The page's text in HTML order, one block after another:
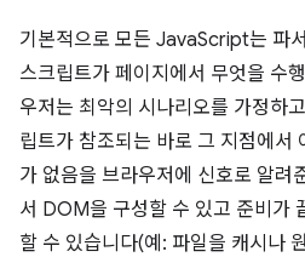
기본적으로 모든 JavaScript는 파
스크립트가 페이지에서 무엇을 수
우저는 최악의 시나리오를 가정하
립트가 참조되는 바로 그 지점에서
가 없음을 브라우저에 신호로 알려
서 DOM을 구성할 수 있고 준비가
할 수 있습니다(예: 파일을 캐시나